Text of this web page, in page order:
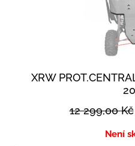
XRW
12 299,00Kč
Není